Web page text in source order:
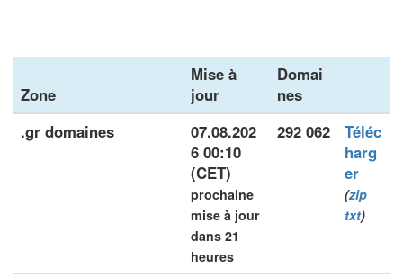
Zone
Mise à
jour
Domai
nes
.gr domaines
07.08.202
6 00:10
(CET)
prochaine
mise à jour
dans 21
heures
292 062
Téléc
harg
er
(zip
txt)